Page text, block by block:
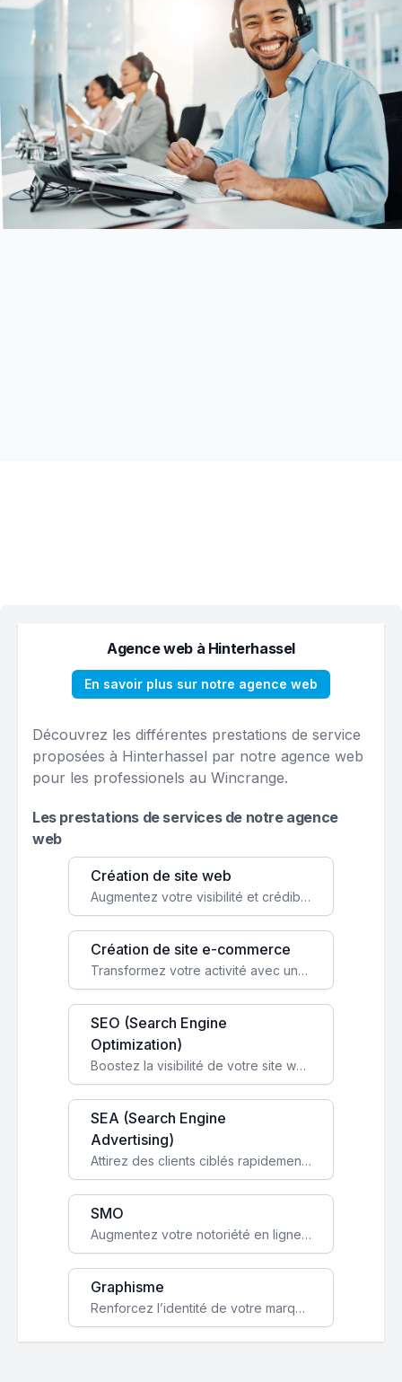
Agence web à Hinterhassel
En savoir plus sur notre agence web
Découvrez les différentes prestations de service
proposées à Hinterhassel par notre agence web
pour les professionels au Wincrange.
Les prestations de services de notre agence
web
Création de site web
Augmentez votre visibilité et crédibilité en ligne avec un site web performant, conçu pour attirer plus de clients.
Création de site e-commerce
Transformez votre activité avec une boutique en ligne, accessible à l'échelle mondiale 24/7.
SEO (Search Engine
Optimization)
Boostez la visibilité de votre site web sur Google et attirez du trafic qualifié grâce à nos stratégies SEO.
SEA (Search Engine
Advertising)
Attirez des clients ciblés rapidement avec des campagnes publicitaires payantes optimisées pour vos objectifs.
SMO
Augmentez votre notoriété en ligne et stimulez la croissance de votre entreprise grâce à une stratégie sociale sur mesure.
Graphisme
Renforcez l’identité de votre marque avec un design unique qui capte l’attention et engage vos clients.